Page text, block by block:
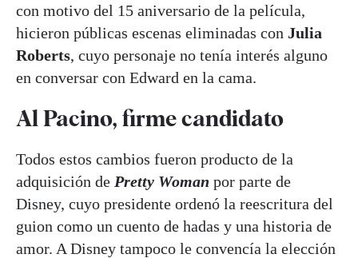
con motivo del 15 aniversario de la película,
hicieron públicas escenas eliminadas con Julia
Roberts, cuyo personaje no tenía interés alguno
en conversar con Edward en la cama.
Al Pacino, firme candidato
Todos estos cambios fueron producto de la
adquisición de Pretty Woman por parte de
Disney, cuyo presidente ordenó la reescritura del
guion como un cuento de hadas y una historia de
amor. A Disney tampoco le convencía la elección